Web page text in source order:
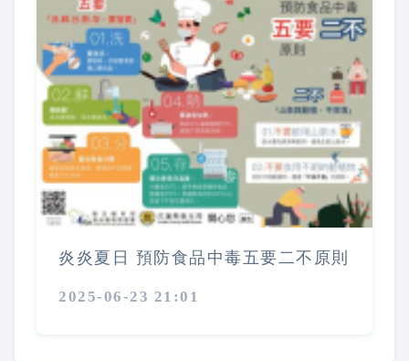
炎炎夏日 預防食品中毒五要二不原則
2025-06-23 21:01